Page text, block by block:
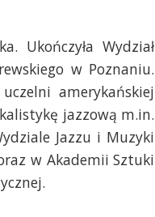
Ukończyła Wydział
w Poznaniu.
amerykańskiej
jazzową m.in.
Jazzu i Muzyki
w Akademii Sztuki